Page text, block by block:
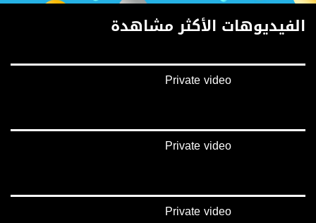
الفيديوهات الأكثر مشاهدة
Private video
Private video
Private video